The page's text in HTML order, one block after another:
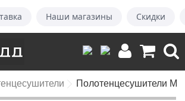
Наши магазины Скидки
Полотенцесушители М